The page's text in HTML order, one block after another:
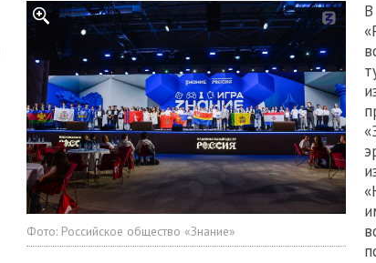
Фото: Российское общество «Знание»